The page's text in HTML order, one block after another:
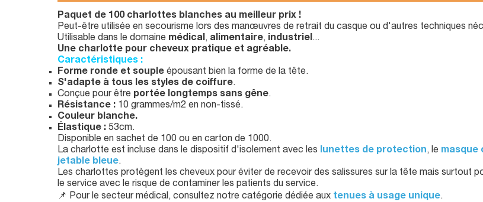
Paquet de 100 charlottes blanches au meilleur prix !
Peut-être utilisée en secourisme lors des manœuvres de retrait du casque ou d'autres techniques
Utilisable dans le domaine médical, alimentaire, industriel...
Une charlotte pour cheveux pratique et agréable.
Caractéristiques :
Forme ronde et souple épousant bien la forme de la tête.
S'adapte à tous les styles de coiffure.
Conçue pour être portée longtemps sans gêne.
Résistance : 10 grammes/m2 en non-tissé.
Couleur blanche.
Élastique : 53cm.
Disponible en sachet de 100 ou en carton de 1000.
La charlotte est incluse dans le dispositif d'isolement avec les lunettes de protection, le masque
jetable bleue.
Les charlottes protègent les cheveux pour éviter de recevoir des salissures sur la tête mais surtout
le service avec le risque de contaminer les patients du service.
📌 Pour le secteur médical, consultez notre catégorie dédiée aux tenues à usage unique.